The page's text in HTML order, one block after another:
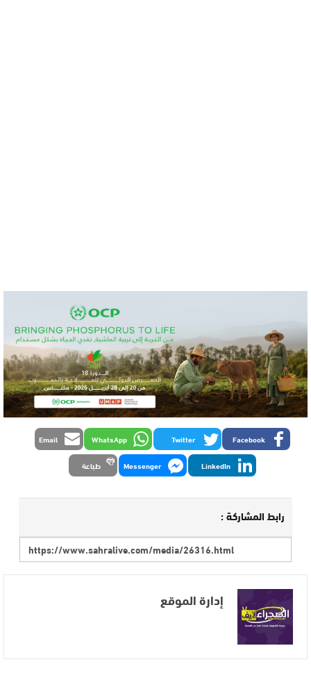
Facebook
Twitter
WhatsApp
Email
LinkedIn
Messenger طباعة
رابط المشاركة :
إدارة الموقع